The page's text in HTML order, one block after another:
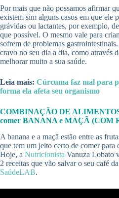
Por mais que não possamos afirmar
existem sim alguns casos em que ele
grávidas ou lactantes, por exemplo,
que possível. O mesmo vale para
sofrem de problemas
cravo no seu dia a dia, como através
melhorar muito a sua saúde.
Leia mais: Cúrcuma faz mal para
forma ela afeta seu organismo
COMBINAÇÃO DE
comer BANANA e MAÇÃ (COM
A banana e a maçã estão entre as
que tem um jeito certo de comer para
Hoje, a Nutricionista Vanuza Lobato
2 receitas que vão salvar o seu café
SaúdeLAB.